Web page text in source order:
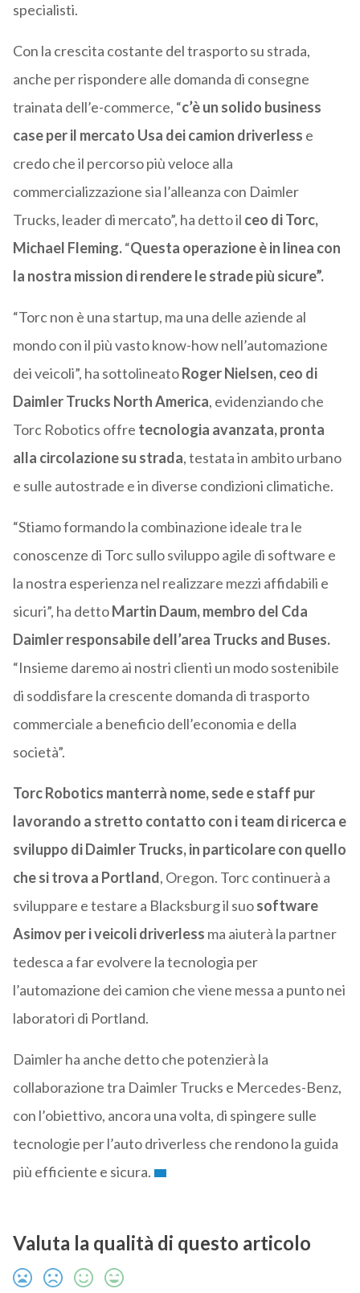
specialisti.
Con la crescita costante del trasporto su strada,
anche per rispondere alle domanda di consegne
trainata dell’e-commerce, “c’è un solido business
case per il mercato Usa dei camion driverless e
credo che il percorso più veloce alla
commercializzazione sia l’alleanza con Daimler
Trucks, leader di mercato”, ha detto il ceo di Torc,
Michael Fleming.“Questa operazione è in linea con
la nostra mission di rendere le strade più sicure”.
“Torc non è una startup, ma una delle aziende al
mondo con il più vasto know-how nell’automazione
dei veicoli”, ha sottolineatoRoger Nielsen, ceo di
Daimler Trucks North America, evidenziando che
Torc Robotics offre tecnologia avanzata, pronta
alla circolazione su strada, testata in ambito urbano
e sulle autostrade e in diverse condizioni climatiche.
“Stiamo formando la combinazione ideale tra le
conoscenze di Torc sullo sviluppo agile di software e
la nostra esperienza nel realizzare mezzi affidabili e
sicuri”, ha dettoMartin Daum, membro del Cda
Daimler responsabile dell’area Trucks and Buses.
“Insieme daremo ai nostri clienti un modo sostenibile
di soddisfare la crescente domanda di trasporto
commerciale a beneficio dell’economia e della
società”.
Torc Robotics manterrà nome, sede e staff pur
lavorando a stretto contatto con i team di ricerca e
sviluppo di Daimler Trucks, in particolare con quello
che si trova a Portland, Oregon. Torc continuerà a
sviluppare e testare a Blacksburg il suosoftware
Asimov per i veicoli driverless ma aiuterà la partner
tedesca a far evolvere la tecnologia per
l’automazione dei camion che viene messa a punto nei
laboratori di Portland.
Daimler ha anche detto che potenzierà la
collaborazione tra Daimler Trucks e Mercedes-Benz,
con l’obiettivo, ancora una volta, di spingere sulle
tecnologie per l’auto driverless che rendono la guida
più efficiente e sicura.
Valuta la qualità di questo articolo